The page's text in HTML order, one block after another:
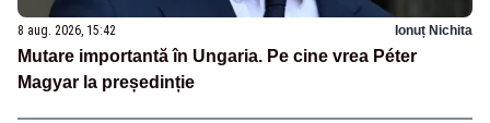
8 aug. 2026, 15:42 Ionuț Nichita
Mutare importantă în Ungaria. Pe cine vrea Péter
Magyar la președinție